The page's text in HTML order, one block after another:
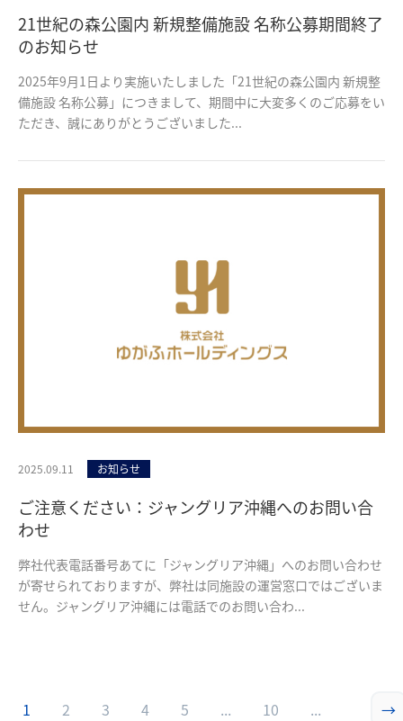
21世紀の森公園内 新規整備施設 名称公募期間終了
のお知らせ
2025年9月1日より実施いたしました「21世紀の森公園内 新規整
備施設 名称公募」につきまして、期間中に大変多くのご応募をい
ただき、誠にありがとうございました...
2025.09.11 お知らせ
ご注意ください：ジャングリア沖縄へのお問い合
わせ
弊社代表電話番号あてに「ジャングリア沖縄」へのお問い合わせ
が寄せられておりますが、弊社は同施設の運営窓口ではございま
せん。ジャングリア沖縄には電話でのお問い合わ...
1 2 3 4 5 ... 10 ... →